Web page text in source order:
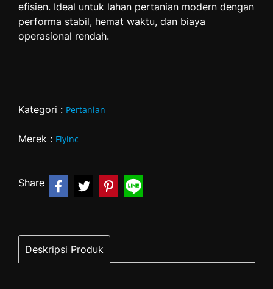
efisien. Ideal untuk lahan pertanian modern dengan
performa stabil, hemat waktu, dan biaya
operasional rendah.
Kategori : Pertanian
Merek : Flyinc
Share
Deskripsi Produk